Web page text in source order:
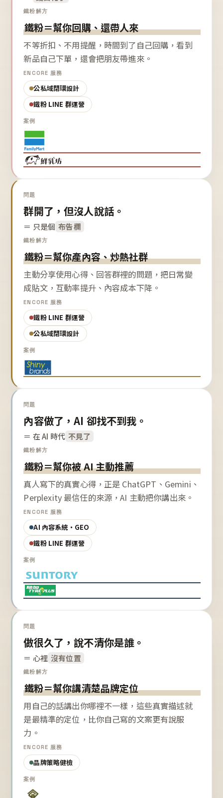
鐵粉解方
鐵粉＝幫你回購、還帶人來
不等折扣、不用提醒，時間到了自己回購，看到
新品自己下單，還會把朋友帶進來。
ENCORE 服務
公私域閉環設計
鐵粉 LINE 群運營
案例
問題
群開了，但沒人說話。
＝ 只是個 布告欄
鐵粉解方
鐵粉＝幫你產內容、炒熱社群
主動分享使用心得、回答群裡的問題，把日常變
成貼文，互動率提升、內容成本下降。
ENCORE 服務
鐵粉 LINE 群運營
公私域閉環設計
案例
問題
內容做了，AI 卻找不到我。
＝ 在 AI 時代 不見了
鐵粉解方
鐵粉＝幫你被 AI 主動推薦
真人寫下的真實心得，正是 ChatGPT、Gemini、
Perplexity 最信任的來源，AI 主動把你講出來。
ENCORE 服務
AI 內容系統・GEO
鐵粉 LINE 群運營
案例
問題
做很久了，說不清你是誰。
＝ 心裡 沒有位置
鐵粉解方
鐵粉＝幫你講清楚品牌定位
用自己的話講出你哪裡不一樣，這些真實描述就
是最精準的定位，比你自己寫的文案更有說服
力。
ENCORE 服務
品牌策略健檢
案例